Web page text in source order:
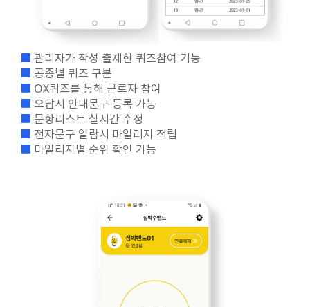
■ 관리자가 작성 출제한 퀴즈참여 기능
■ 공종별 퀴즈 구분
■ OX퀴즈를 통해 근로자 참여
■ 오답시 안내문구 등록 가능
■ 문항리스트 실시간 수정
■ 전자문구 열람시 마일리지 적립
■ 마일리지별 순위 확인 가능